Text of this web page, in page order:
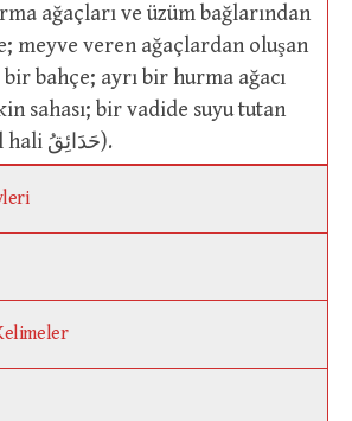
ağaçları ve üzüm bağlarından
meyve veren ağaçlardan oluşan
bahçe; ayrı bir hurma ağacı
sahası; bir vadide suyu tutan
bir çukur (çoğul hali حَدَائِقُ).